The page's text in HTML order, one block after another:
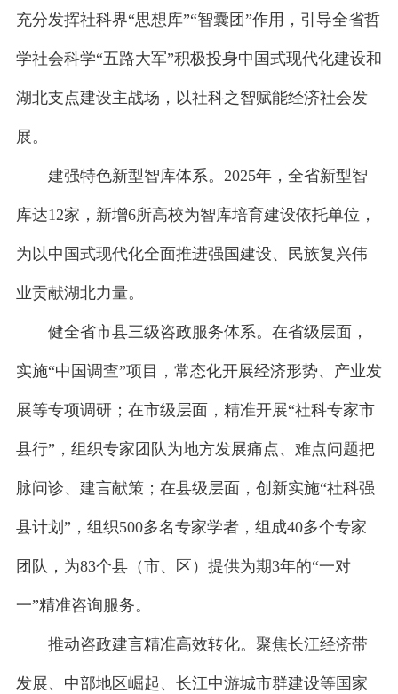
充分发挥社科界“思想库”“智囊团”作用，引导全省哲
学社会科学“五路大军”积极投身中国式现代化建设和
湖北支点建设主战场，以社科之智赋能经济社会发
展。
建强特色新型智库体系。2025年，全省新型智
库达12家，新增6所高校为智库培育建设依托单位，
为以中国式现代化全面推进强国建设、民族复兴伟
业贡献湖北力量。
健全省市县三级咨政服务体系。在省级层面，
实施“中国调查”项目，常态化开展经济形势、产业发
展等专项调研；在市级层面，精准开展“社科专家市
县行”，组织专家团队为地方发展痛点、难点问题把
脉问诊、建言献策；在县级层面，创新实施“社科强
县计划”，组织500多名专家学者，组成40多个专家
团队，为83个县（市、区）提供为期3年的“一对
一”精准咨询服务。
推动咨政建言精准高效转化。聚焦长江经济带
发展、中部地区崛起、长江中游城市群建设等国家